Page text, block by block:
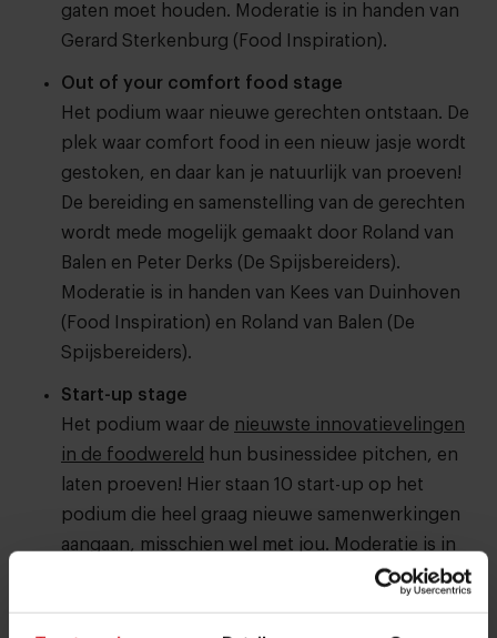
gaten moet houden. Moderatie is in handen van
Gerard Sterkenburg (Food Inspiration).
Out of your comfort food stage
Het podium waar nieuwe gerechten ontstaan. De
plek waar comfort food in een nieuw jasje wordt
gestoken, en daar kan je natuurlijk van proeven!
De bereiding en samenstelling van de gerechten
wordt mede mogelijk gemaakt door Roland van
Balen en Peter Derks (De Spijsbereiders).
Moderatie is in handen van Kees van Duinhoven
(Food Inspiration) en Roland van Balen (De
Spijsbereiders).
Start-up stage
Het podium waar de nieuwste innovatievelingen
in de foodwereld hun businessidee pitchen, en
laten proeven! Hier staan 10 start-up op het
podium die heel graag nieuwe samenwerkingen
aangaan, misschien wel met jou. Moderatie is in
handen van Maaike de Reuver (Food Inspiration).
New Horizons stage: Ghana en de VS